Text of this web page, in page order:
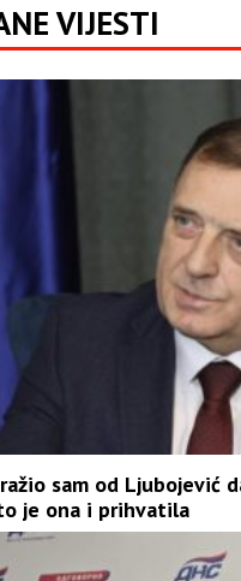
VIJESTI
sam od Ljubojević
je ona i prihvatila